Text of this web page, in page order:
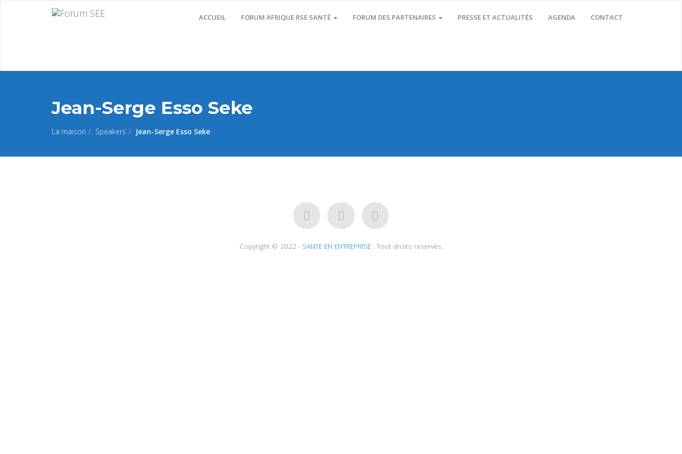
ACCUEIL FORUM AFRIQUE RSE SANTÉ FORUM DES PARTENAIRES PRESSE ET ACTUALITÉS AGENDA CONTACT
Jean-Serge Esso Seke
La maison Speakers Jean-Serge Esso Seke
Copyright © 2022 -SANTE EN ENTREPRISE . Tout droits reservés.